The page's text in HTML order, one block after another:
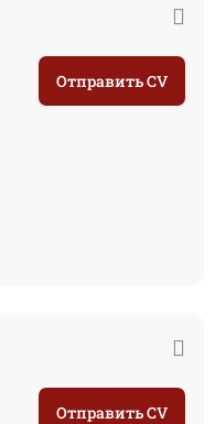
Отправить CV
Отправить CV